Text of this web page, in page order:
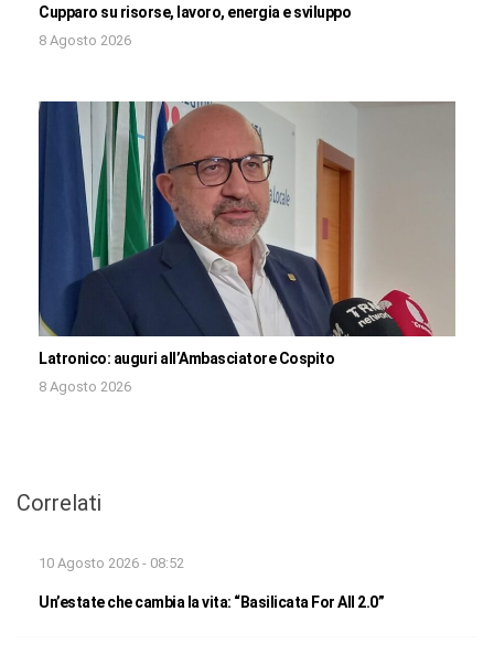
Cupparo su risorse, lavoro, energia e sviluppo
8 Agosto 2026
Latronico: auguri all’Ambasciatore Cospito
8 Agosto 2026
Correlati
10 Agosto 2026 - 08:52
Un’estate che cambia la vita: “Basilicata For All 2.0”